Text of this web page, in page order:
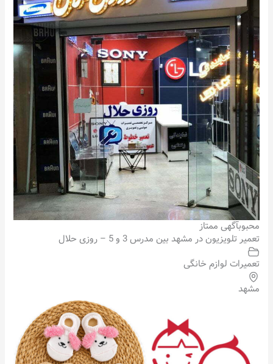
محبوبآگهی ممتاز
تعمیر تلویزیون در مشهد بین مدرس 3 و 5 – روزی حلال
تعمیرات لوازم خانگی
مشهد